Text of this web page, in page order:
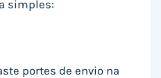
simples:
portes de envio na